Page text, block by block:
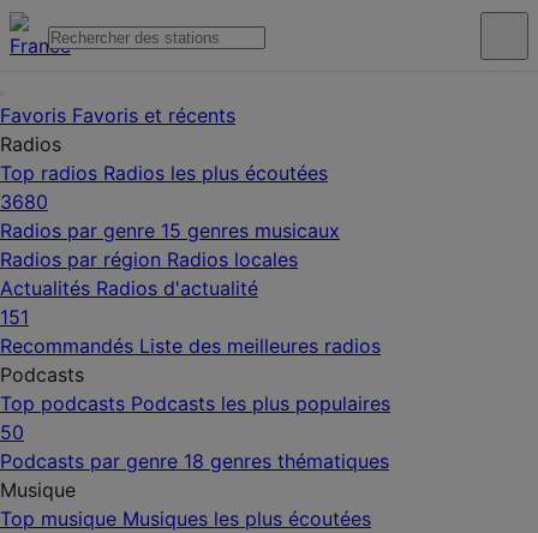
Favoris Favoris et récents
Radios
Top radios Radios les plus écoutées
3680
Radios par genre 15 genres musicaux
Radios par région Radios locales
Actualités Radios d'actualité
151
Recommandés Liste des meilleures radios
Podcasts
Top podcasts Podcasts les plus populaires
50
Podcasts par genre 18 genres thématiques
Musique
Top musique Musiques les plus écoutées